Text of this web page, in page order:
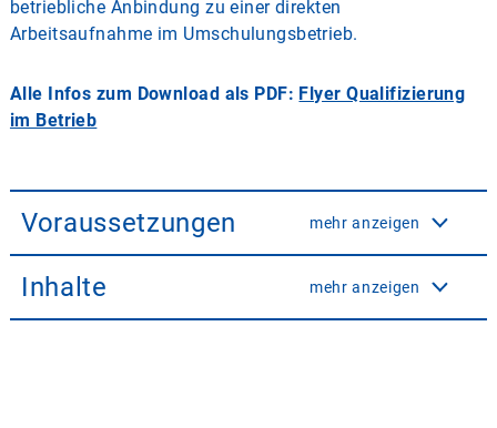
betriebliche Anbindung zu einer direkten
Arbeitsaufnahme im Umschulungsbetrieb.
Alle Infos zum Download als PDF: Flyer Qualifizierung
im Betrieb
Voraussetzungen mehr anzeigen
Inhalte mehr anzeigen